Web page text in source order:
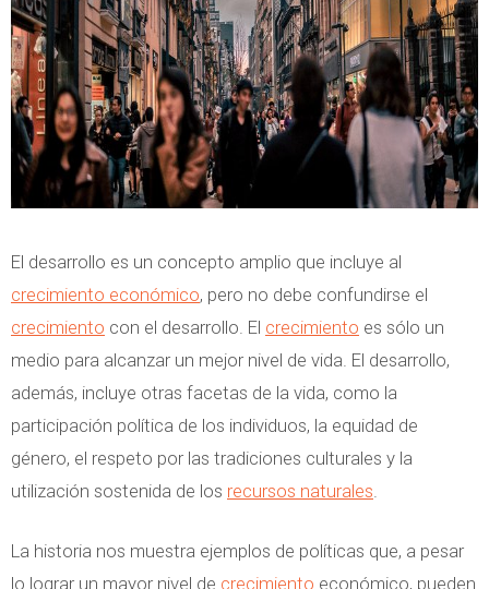
El desarrollo es un concepto amplio que incluye al
crecimiento económico, pero no debe confundirse el
crecimiento con el desarrollo. El crecimiento es sólo un
medio para alcanzar un mejor nivel de vida. El desarrollo,
además, incluye otras facetas de la vida, como la
participación política de los individuos, la equidad de
género, el respeto por las tradiciones culturales y la
utilización sostenida de los recursos naturales
La historia nos muestra ejemplos de políticas que, a pesar
lo lograr un mayor nivel de crecimiento económico, pueden